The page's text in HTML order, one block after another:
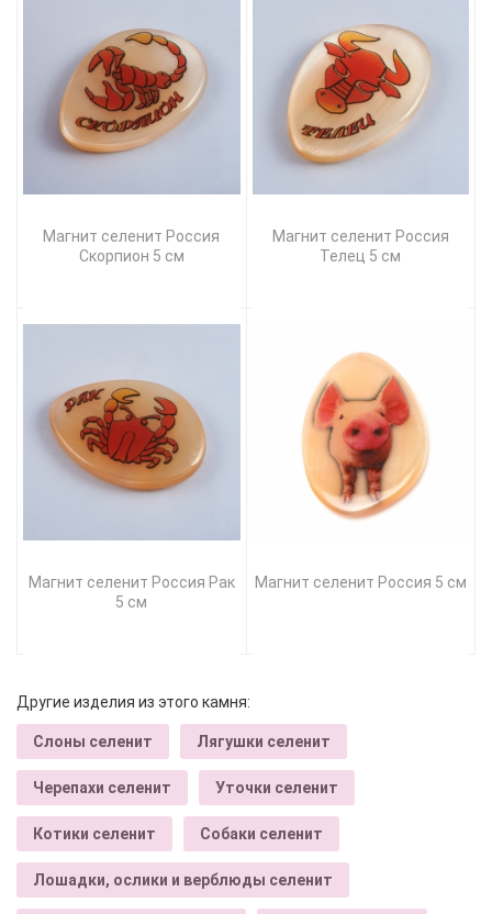
Магнит селенит Россия
Скорпион 5 см
Магнит селенит Россия
Телец 5 см
Магнит селенит Россия Рак
5 см
Магнит селенит Россия 5 см
Другие изделия из этого камня:
Слоны селенит Лягушки селенит
Черепахи селенит Уточки селенит
Котики селенит Собаки селенит
Лошадки, ослики и верблюды селенит